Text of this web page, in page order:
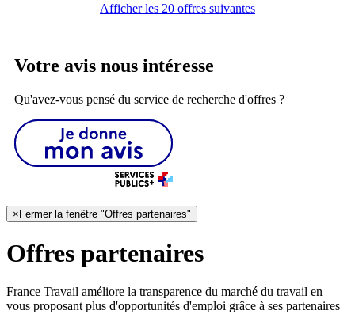
Afficher les 20 offres suivantes
Votre avis nous intéresse
Qu'avez-vous pensé du service de recherche d'offres ?
×Fermer la fenêtre "Offres partenaires"
Offres partenaires
France Travail améliore la transparence du marché du travail en
vous proposant plus d'opportunités d'emploi grâce à ses partenaires